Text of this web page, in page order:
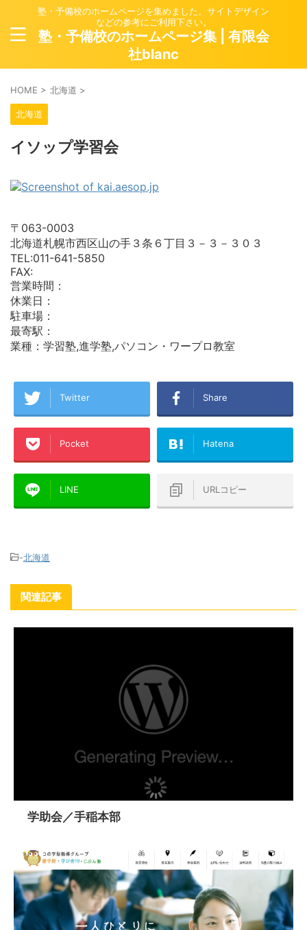
塾・予備校のホームページを集めました。サイトデザイン
などの参考にご利用下さい。
塾・予備校のホームページ集 | 有限会
社blanc
HOME > 北海道 >
北海道
イソップ学習会
〒063-0003
北海道札幌市西区山の手３条６丁目３－３－３０３
TEL:011-641-5850
FAX:
営業時間：
休業日：
駐車場：
最寄駅：
業種：学習塾,進学塾,パソコン・ワープロ教室
Twitter Share
Pocket Hatena
LINE URLコピー
-北海道
関連記事
学助会／手稲本部